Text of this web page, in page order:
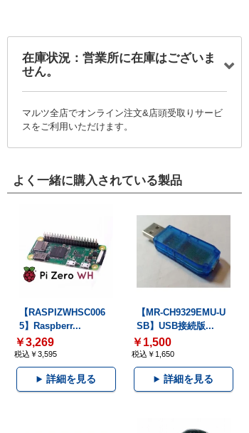
在庫状況：営業所に在庫はございま
せん。
マルツ全店でオンライン注文&店頭受取りサービ
スをご利用いただけます。
よく一緒に購入されている製品
【RASPIZWHSC006
5】Raspberr...
￥3,269
税込￥3,595
詳細を見る
【MR-CH9329EMU-U
SB】USB接続版...
￥1,500
税込￥1,650
詳細を見る